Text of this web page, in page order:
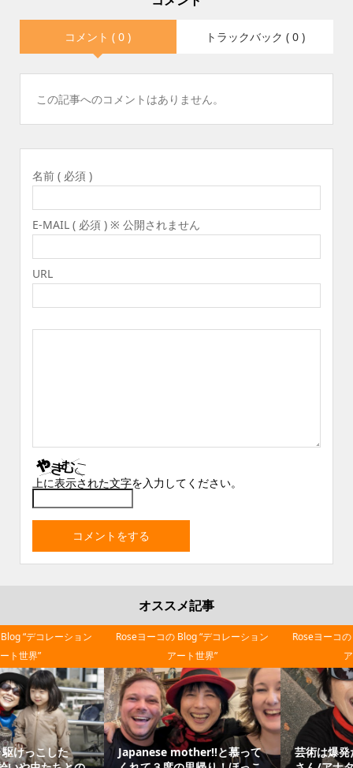
コメント ( 0 ) トラックバック ( 0 )
この記事へのコメントはありません。
名前 ( 必須 )
E-MAIL ( 必須 ) ※ 公開されません
URL
上に表示された文字を入力してください。
オススメ記事
Japanese mother‼と慕って
Roseヨーコの Blog “デコレーション
芸術は爆発だー！！岡本太郎
Roseヨーコの Blog “デコレーション